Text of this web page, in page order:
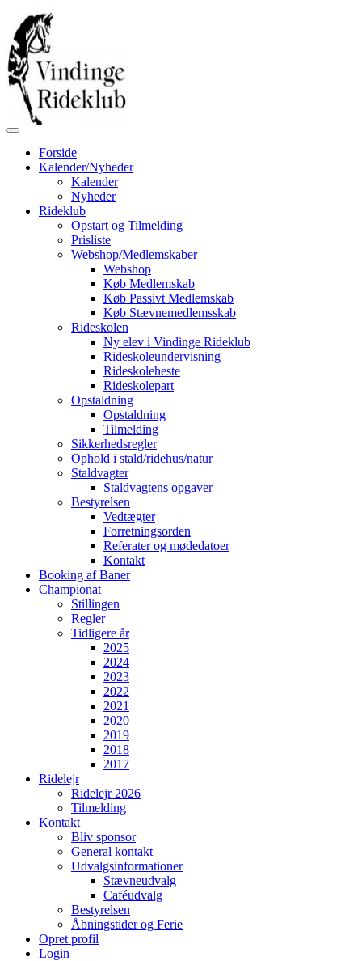
Forside
Kalender/Nyheder
Kalender
Nyheder
Rideklub
Opstart og Tilmelding
Prisliste
Webshop/Medlemskaber
Webshop
Køb Medlemskab
Køb Passivt Medlemskab
Køb Stævnemedlemsskab
Rideskolen
Ny elev i Vindinge Rideklub
Rideskoleundervisning
Rideskoleheste
Rideskolepart
Opstaldning
Opstaldning
Tilmelding
Sikkerhedsregler
Ophold i stald/ridehus/natur
Staldvagter
Staldvagtens opgaver
Bestyrelsen
Vedtægter
Forretningsorden
Referater og mødedatoer
Kontakt
Booking af Baner
Championat
Stillingen
Regler
Tidligere år
2025
2024
2023
2022
2021
2020
2019
2018
2017
Ridelejr
Ridelejr 2026
Tilmelding
Kontakt
Bliv sponsor
General kontakt
Udvalgsinformationer
Stævneudvalg
Caféudvalg
Bestyrelsen
Åbningstider og Ferie
Opret profil
Login